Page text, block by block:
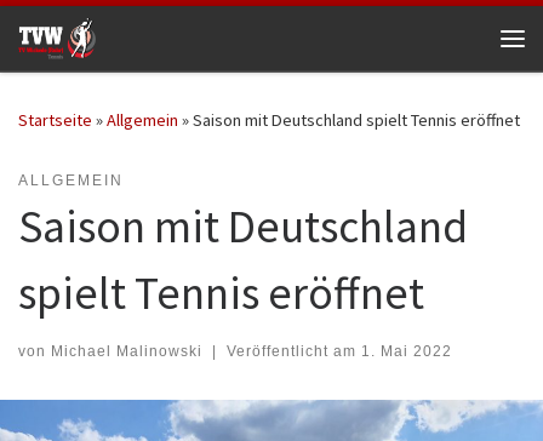
Zum Inhalt springen
Startseite »Allgemein »Saison mit Deutschland spielt Tennis eröffnet
ALLGEMEIN
Saison mit Deutschland
spielt Tennis eröffnet
von Michael Malinowski | Veröffentlicht am 1. Mai 2022